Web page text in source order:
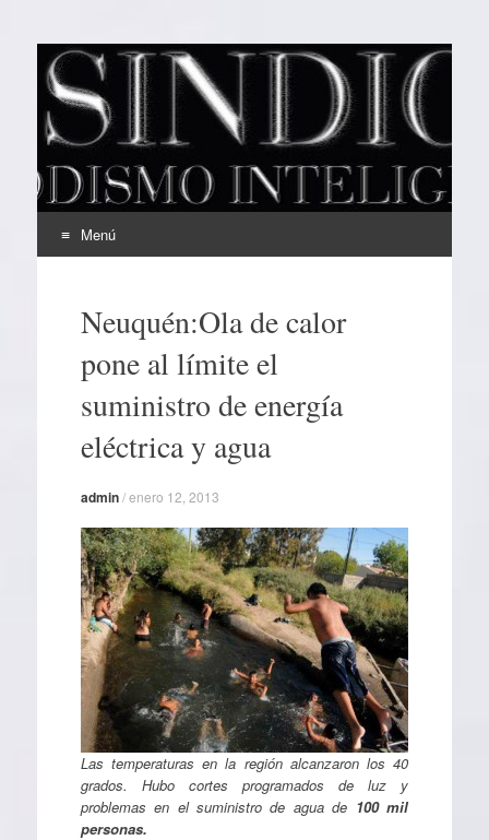
EL SINDICAL
Periodismo Inteligente
Menú
contenidoNeuquén:Ola de calor
pone al límite el
suministro de energía
eléctrica y agua
admin/enero 12, 2013
Las temperaturas en la región alcanzaron los 40
grados. Hubo cortes programados de luz y
problemas en el suministro de agua de 100 mil
personas.